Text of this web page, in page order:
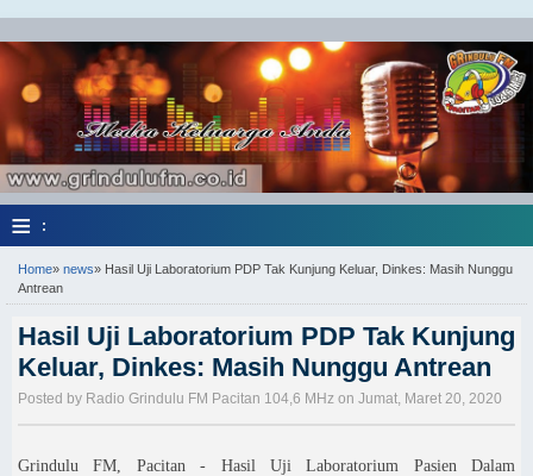
≡ :
Home» news» Hasil Uji Laboratorium PDP Tak Kunjung Keluar, Dinkes: Masih Nunggu
Antrean
Hasil Uji Laboratorium PDP Tak Kunjung
Keluar, Dinkes: Masih Nunggu Antrean
Posted by Radio Grindulu FM Pacitan 104,6 MHz on Jumat, Maret 20, 2020
Grindulu FM, Pacitan - Hasil Uji Laboratorium Pasien Dalam